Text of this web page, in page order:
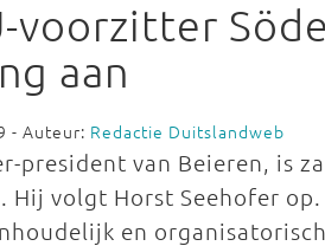
voorzitter
aan
- Auteur: Redactie Duitslandweb
president van Beieren, is
Hij volgt Horst Seehofer
en